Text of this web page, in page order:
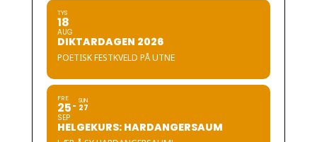
TYS
18
AUG
DIKTARDAGEN 2026
POETISK FESTKVELD PÅ UTNE
FRE
25
SEP
SUN
27
HELGEKURS: HARDANGERSAUM